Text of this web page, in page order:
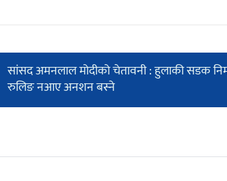
सांसद अमनलाल मोदीको चेतावनी : हुलाकी सडक
रुलिङ नआए अनशन बस्ने